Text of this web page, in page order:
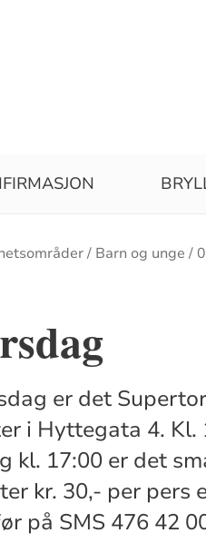
Barn og unge
er det
i Hyttegata 4.
kl. 17:00 er det
kr. 30,- per
på SMS 476 42